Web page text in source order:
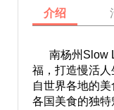
介绍
南杨州Slow
福，打造慢活
自世界各地的
各国美食的独